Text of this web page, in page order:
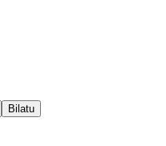
Bilatu